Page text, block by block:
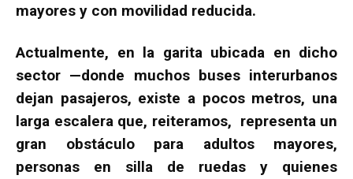
mayores y con movilidad reducida.
Actualmente, en la garita ubicada en dicho
sector —donde muchos buses interurbanos
dejan pasajeros, existe a pocos metros, una
larga escalera que, reiteramos, representa un
gran obstáculo para adultos mayores,
personas en silla de ruedas y quienes